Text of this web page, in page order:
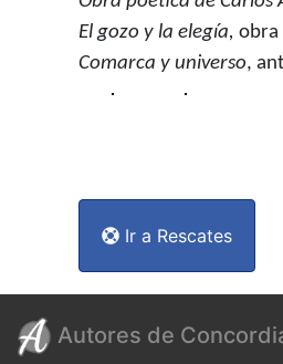
El gozo y la elegía, obra
Comarca y universo,
Ir a Rescates
Autores de